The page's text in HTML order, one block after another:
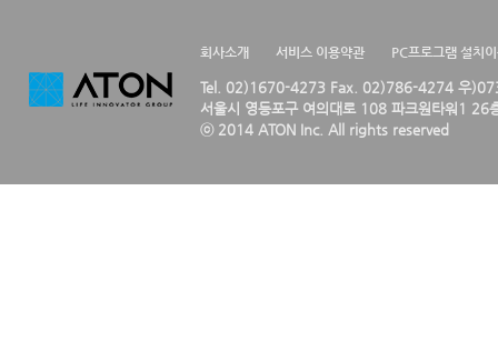
회사소개 서비스 이용약관 PC프로그램 설치
Tel. 02)1670-4273 Fax. 02)786-4274 우
서울시 영등포구 여의대로 108 파크원타워1 26
ⓒ 2014 ATON Inc. All rights reserved